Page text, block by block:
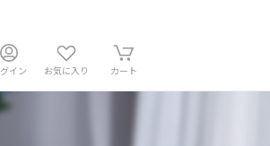
イン お気に入り カート